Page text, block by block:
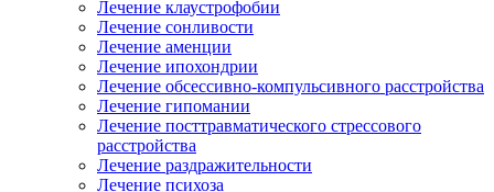
Лечение клаустрофобии
Лечение сонливости
Лечение аменции
Лечение ипохондрии
Лечение обсессивно-компульсивного расстройства
Лечение гипомании
Лечение посттравматического стрессового
расстройства
Лечение раздражительности
Лечение психоза